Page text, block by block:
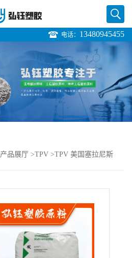
电话： 13480945455
产品展厅 >TPV >TPV 美国塞拉尼斯